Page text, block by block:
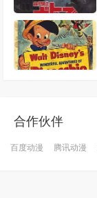
合作伙伴
百度动漫 腾讯动漫